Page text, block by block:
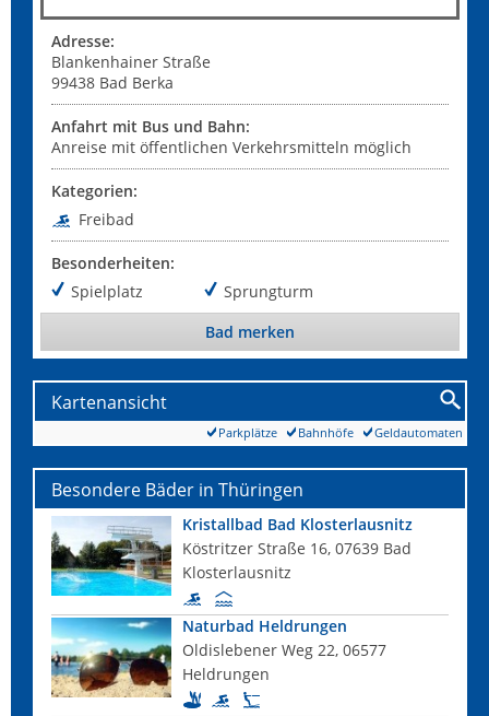
Adresse:
Blankenhainer Straße
99438 Bad Berka
Anfahrt mit Bus und Bahn:
Anreise mit öffentlichen Verkehrsmitteln möglich
Kategorien:
Freibad
Besonderheiten:
Spielplatz
Sprungturm
Bad merken
Kartenansicht
Geldautomaten
Bahnhöfe
Parkplätze
Besondere Bäder in Thüringen
Kristallbad Bad Klosterlausnitz
Köstritzer Straße 16, 07639 Bad
Klosterlausnitz
Naturbad Heldrungen
Oldislebener Weg 22, 06577
Heldrungen